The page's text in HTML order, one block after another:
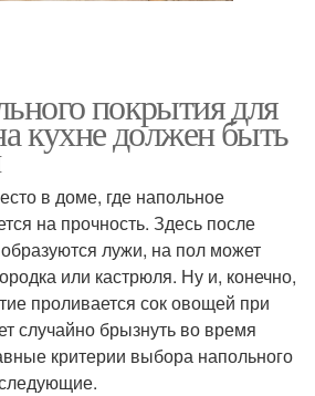
покрытия для
кухне должен быть
в доме, где напольное
на прочность. Здесь после
лужи, на пол может
или кастрюля. Ну и, конечно,
проливается сок овощей при
случайно брызнуть во время
критерии выбора напольного